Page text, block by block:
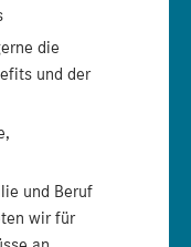
die
und der
und Beruf
wir für